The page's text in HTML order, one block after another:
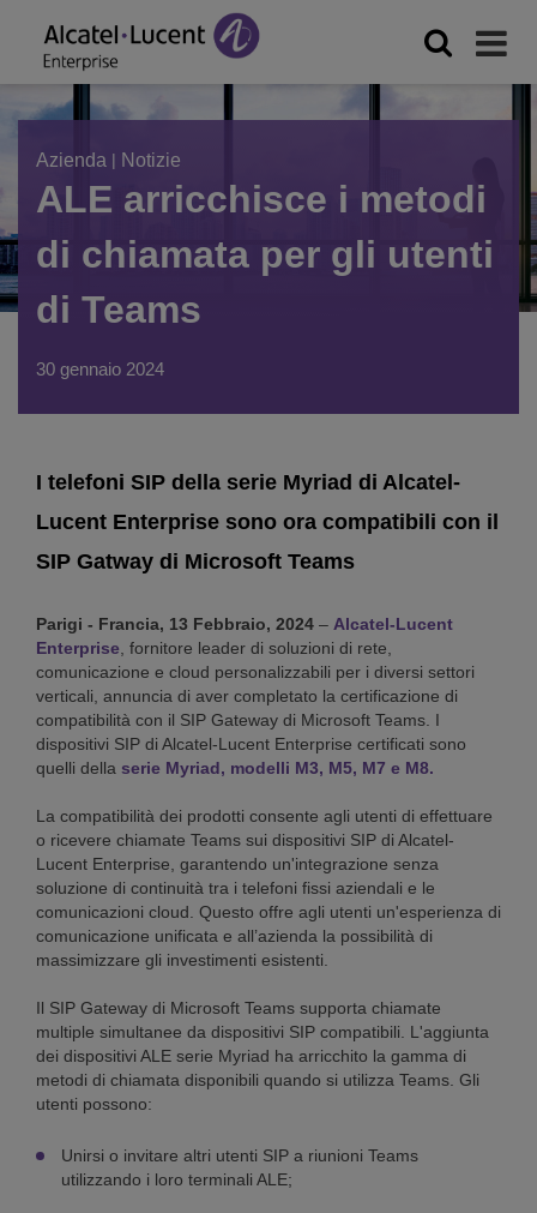
Azienda | Notizie
ALE arricchisce i metodi
di chiamata per gli utenti
di Teams
30 gennaio 2024
I telefoni SIP della serie Myriad di Alcatel-
Lucent Enterprise sono ora compatibili con il
SIP Gatway di Microsoft Teams
Parigi - Francia, 13 Febbraio, 2024 – Alcatel-Lucent
Enterprise , fornitore leader di soluzioni di rete,
comunicazione e cloud personalizzabili per i diversi settori
verticali, annuncia di aver completato la certificazione di
compatibilità con il SIP Gateway di Microsoft Teams. I
dispositivi SIP di Alcatel-Lucent Enterprise certificati sono
quelli della serie Myriad, modelli M3, M5, M7 e M8.
La compatibilità dei prodotti consente agli utenti di effettuare
o ricevere chiamate Teams sui dispositivi SIP di Alcatel-
Lucent Enterprise, garantendo un'integrazione senza
soluzione di continuità tra i telefoni fissi aziendali e le
comunicazioni cloud. Questo offre agli utenti un'esperienza di
comunicazione unificata e all’azienda la possibilità di
massimizzare gli investimenti esistenti.
Il SIP Gateway di Microsoft Teams supporta chiamate
multiple simultanee da dispositivi SIP compatibili. L'aggiunta
dei dispositivi ALE serie Myriad ha arricchito la gamma di
metodi di chiamata disponibili quando si utilizza Teams. Gli
utenti possono:
Unirsi o invitare altri utenti SIP a riunioni Teams
utilizzando i loro terminali ALE;